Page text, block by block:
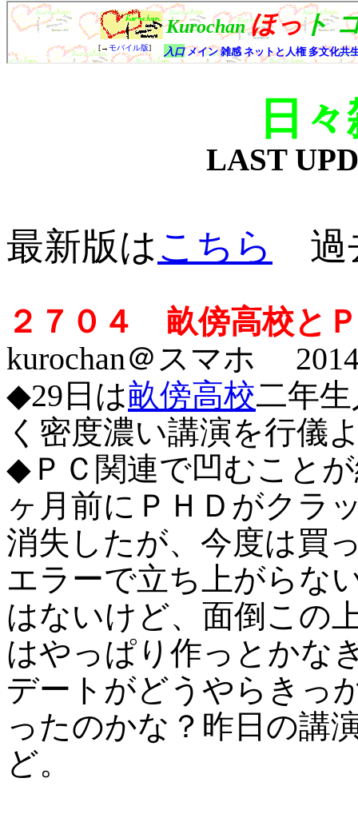
日
LAST
最新版はこちら 過
２７０４ 畝傍高校と
kurochan＠スマホ
◆29日は畝傍高校二年
く密度濃い講演を行儀
◆ＰＣ関連で凹むこと
ヶ月前にＰＨＤがクラ
消失したが、今度は買
エラーで立ち上がらな
はないけど、面倒この
はやっぱり作っとかな
デートがどうやらきっ
ったのかな？昨日の講
ど。